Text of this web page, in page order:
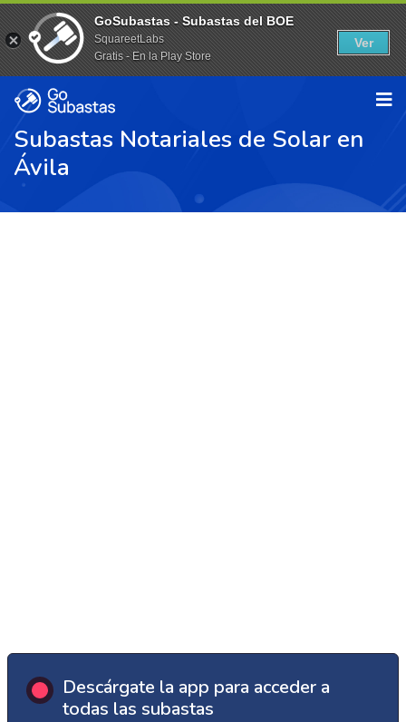
Subastas Notariales de Solar en
Ávila
Descárgate la app para acceder a
todas las subastas
GoSubastas - Subastas del BOE
SquareetLabs
Gratis - En la Play Store
Ver